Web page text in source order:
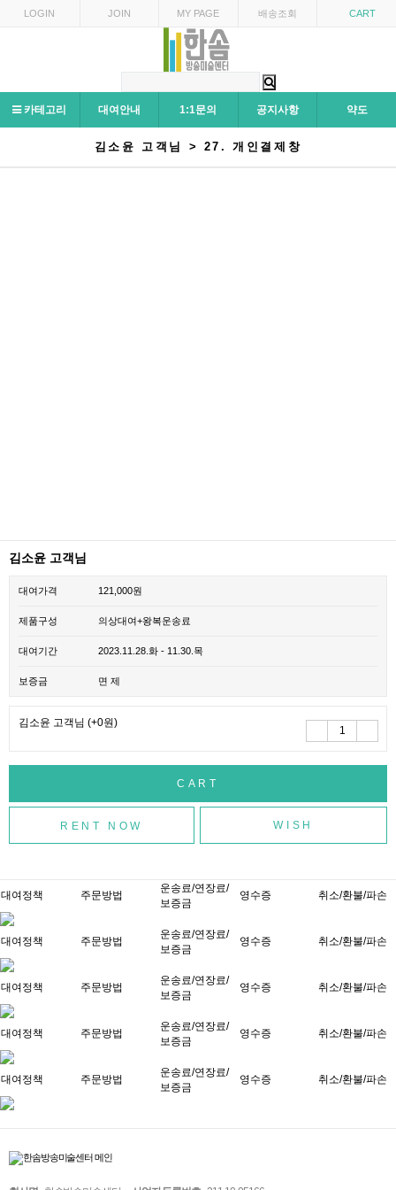
LOGIN JOIN MY PAGE 배송조회 CART
카테고리 대여안내 1:1문의 공지사항 약도
김소윤 고객님 > 27. 개인결제창
김소윤 고객님
대여가격 121,000원
제품구성 의상대여+왕복운송료
대여기간 2023.11.28.화 - 11.30.목
보증금 면 제
김소윤 고객님 (+0원)
WISH
대여정책 주문방법
운송료/연장료/
보증금
영수증 취소/환불/파손
대여정책 주문방법
운송료/연장료/
보증금
영수증 취소/환불/파손
대여정책 주문방법
운송료/연장료/
보증금
영수증 취소/환불/파손
대여정책 주문방법
운송료/연장료/
보증금
영수증 취소/환불/파손
대여정책 주문방법
운송료/연장료/
보증금
영수증 취소/환불/파손